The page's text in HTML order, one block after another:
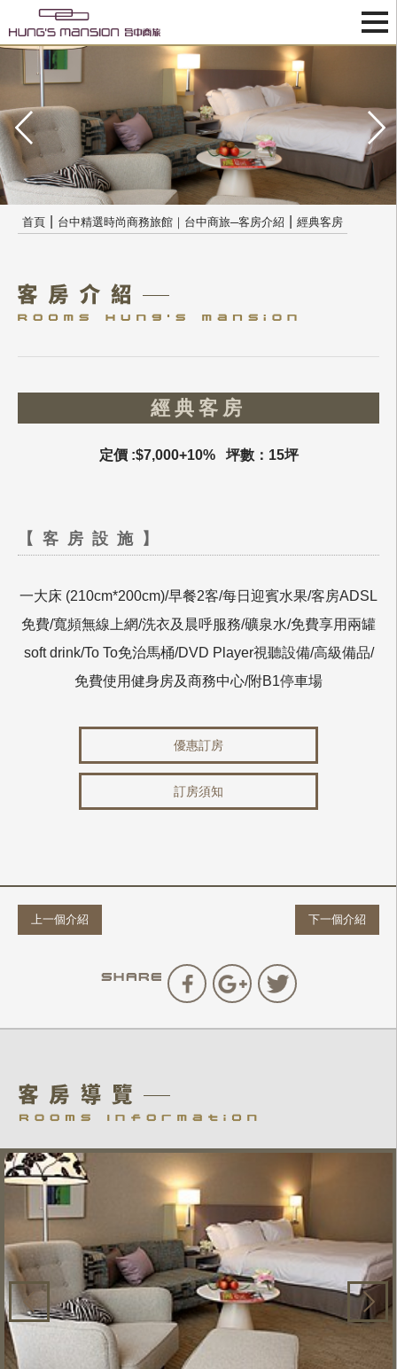
首頁 台中精選時尚商務旅館｜台中商旅─客房介紹 經典客房
經典客房
定價 :$7,000+10% 坪數：15坪
【客房設施】
一大床 (210cm*200cm)/早餐2客/每日迎賓水果/客房ADSL
免費/寬頻無線上網/洗衣及晨呼服務/礦泉水/免費享用兩罐
soft drink/To To免治馬桶/DVD Player視聽設備/高級備品/
免費使用健身房及商務中心/附B1停車場
優惠訂房
訂房須知
上一個介紹 下一個介紹